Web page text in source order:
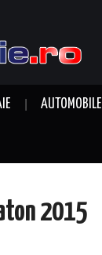
AUTOMOBILE
2015